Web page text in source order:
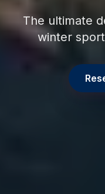
The ultimate
winter